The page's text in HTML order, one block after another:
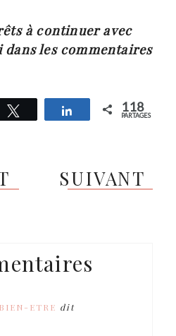
à continuer avec
les commentaires
Tweetez Partagez118
PARTAGES
SUIVANT
ETRE dit